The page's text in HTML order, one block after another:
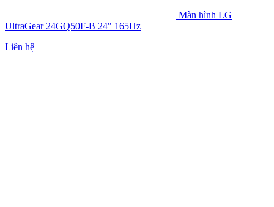
Màn hình LG
UltraGear 24GQ50F-B 24″ 165Hz
Liên hệ